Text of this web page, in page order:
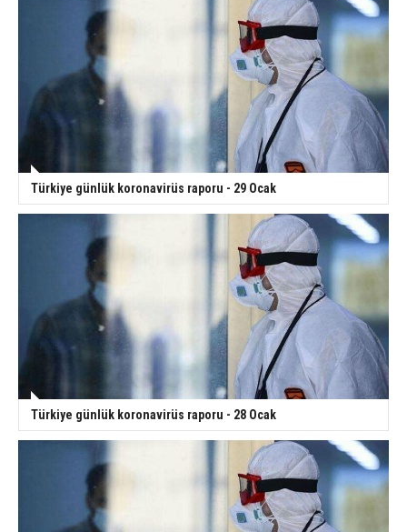
Türkiye günlük koronavirüs raporu - 29 Ocak
Türkiye günlük koronavirüs raporu - 28 Ocak